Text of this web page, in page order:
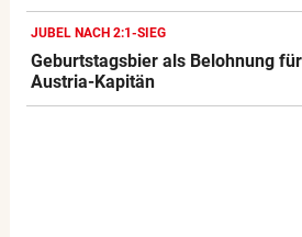
JUBEL NACH 2:1-SIEG
Geburtstagsbier als Belohnung für
Austria-Kapitän